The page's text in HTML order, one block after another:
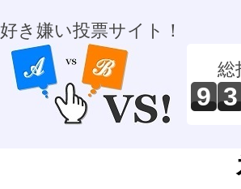
好き嫌い投票サイト！
総
9 3